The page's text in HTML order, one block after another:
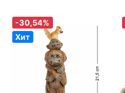
-30,54%
Хит